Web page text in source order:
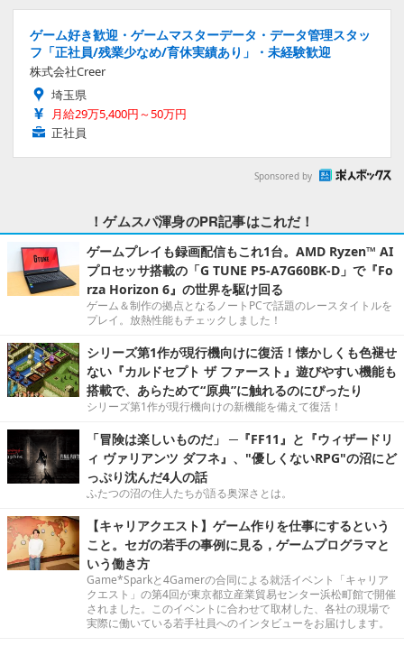
ゲーム好き歓迎・ゲームマスターデータ・データ管理スタッ
フ「正社員/残業少なめ/育休実績あり」・未経験歓迎
株式会社Creer
埼玉県
月給29万5,400円～50万円
正社員
Sponsored by
！ゲムスパ渾身のPR記事はこれだ！
ゲームプレイも録画配信もこれ1台。AMD Ryzen™ AI
プロセッサ搭載の「G TUNE P5-A7G60BK-D」で『Fo
rza Horizon 6』の世界を駆け回る
ゲーム＆制作の拠点となるノートPCで話題のレースタイトルを
プレイ。放熱性能もチェックしました！
シリーズ第1作が現行機向けに復活！懐かしくも色褪せ
ない『カルドセプト ザ ファースト』遊びやすい機能も
搭載で、あらためて“原典”に触れるのにぴったり
シリーズ第1作が現行機向けの新機能を備えて復活！
「冒険は楽しいものだ」 ─『FF11』と『ウィザードリ
ィ ヴァリアンツ ダフネ』、"優しくないRPG"の沼にど
っぷり沈んだ4人の話
ふたつの沼の住人たちが語る奥深さとは。
【キャリアクエスト】ゲーム作りを仕事にするという
こと。セガの若手の事例に見る，ゲームプログラマと
いう働き方
Game*Sparkと4Gamerの合同による就活イベント「キャリア
クエスト」の第4回が東京都立産業貿易センター浜松町館で開催
されました。このイベントに合わせて取材した、各社の現場で
実際に働いている若手社員へのインタビューをお届けします。